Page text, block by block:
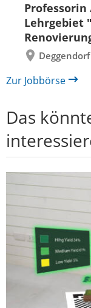
Professorin
Lehrgebiet
Deggendorf
zurück
Zur Jobbörse
Das